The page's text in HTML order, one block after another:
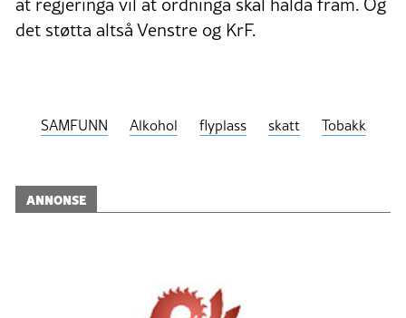
det støtta altså Venstre og KrF.
SAMFUNN Alkohol flyplass skatt Tobakk
ANNONSE